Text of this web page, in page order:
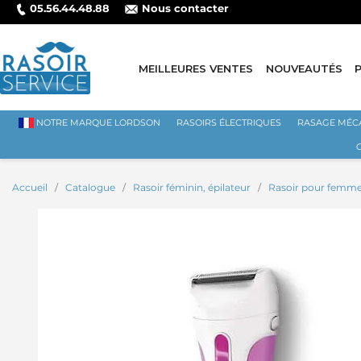
05.56.44.48.88 Nous contacter
MEILLEURES VENTES NOUVEAUTÉS
NOTRE MARQUE LORDSON RASOIRS ÉLECTRIQUES RASAGE
Accueil Catalogue Rasoir féminin, épilateur Rasoir pour